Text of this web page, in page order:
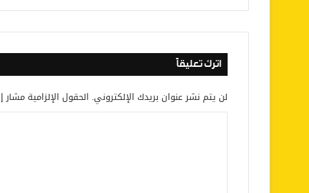
اترك تعليقاً
لن يتم نشر عنوان بريدك الإلكتروني. الحقول الإلزامية مشار